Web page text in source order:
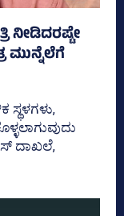
ನೀಡಿದರಷ್ಟೇ
ಮುನ್ನೆಲೆಗೆ
ದಾಖಲೆ,